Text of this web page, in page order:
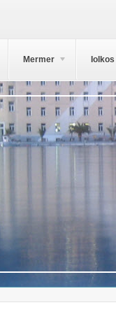
Mermer Iolkos